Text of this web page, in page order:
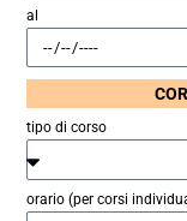
al
tipo di corso
orario (per corsi